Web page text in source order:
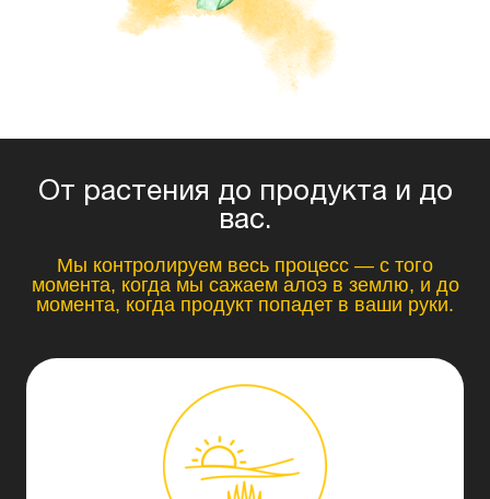
От растения до продукта и до
вас.
Мы контролируем весь процесс — с того
момента, когда мы сажаем алоэ в землю, и до
момента, когда продукт попадет в ваши руки.